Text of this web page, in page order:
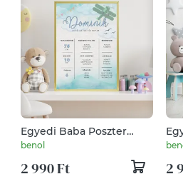
Egyedi Baba Poszter
Repülős
benol
2 990 Ft 2